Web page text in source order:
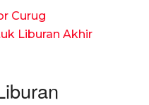
Curug
Liburan Akhir